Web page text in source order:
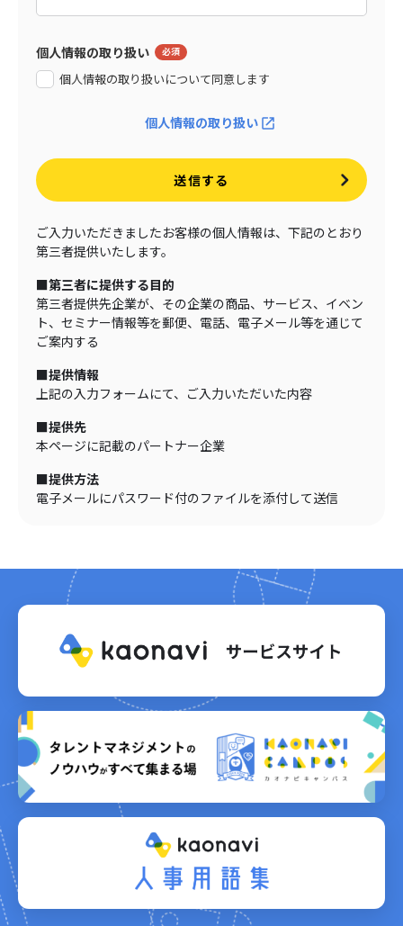
個人情報の取り扱い
個人情報の取り扱いについて同意します
個人情報の取り扱い
送信する
ご入力いただきましたお客様の個人情報は、下記のとおり
第三者提供いたします。
■第三者に提供する目的
第三者提供先企業が、その企業の商品、サービス、イベン
ト、セミナー情報等を郵便、電話、電子メール等を通じて
ご案内する
■提供情報
上記の入力フォームにて、ご入力いただいた内容
■提供先
本ページに記載のパートナー企業
■提供方法
電子メールにパスワード付のファイルを添付して送信